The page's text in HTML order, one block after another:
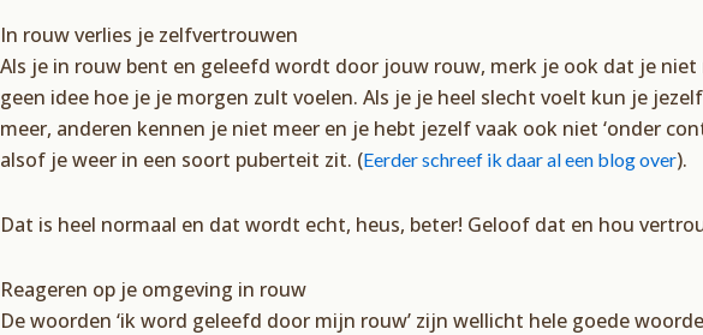
In rouw verlies je zelfvertrouwen
Als je in rouw bent en geleefd wordt door jouw rouw, merk je ook dat je
geen idee hoe je je morgen zult voelen. Als je je heel slecht voelt kun je
meer, anderen kennen je niet meer en je hebt jezelf vaak ook niet ‘onder
alsof je weer in een soort puberteit zit. (Eerder schreef ik daar al een blog over).
Dat is heel normaal en dat wordt echt, heus, beter! Geloof dat en hou
Reageren op je omgeving in rouw
De woorden ‘ik word geleefd door mijn rouw’ zijn wellicht hele goede